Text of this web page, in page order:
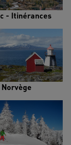
- Itinérances
Norvège